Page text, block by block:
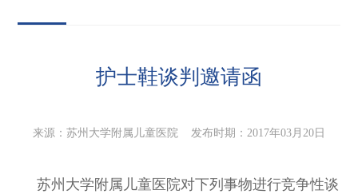
护士鞋谈判邀请函
来源：苏州大学附属儿童医院 发布时期：2017年03月20日
苏州大学附属儿童医院对下列事物进行竞争性谈